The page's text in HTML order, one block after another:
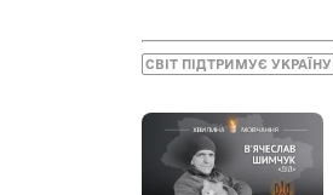
СВІТ ПІДТРИМУЄ УКРАЇНУ